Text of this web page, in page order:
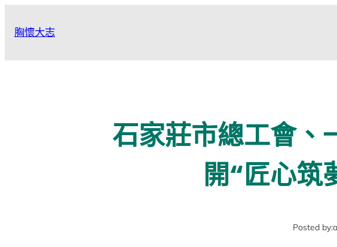
胸懷大志
石家莊市總工會、
開“匠心筑
Posted by: